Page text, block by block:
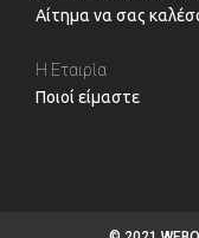
Αίτημα να σας
Η Εταιρία
Ποιοί είμαστε